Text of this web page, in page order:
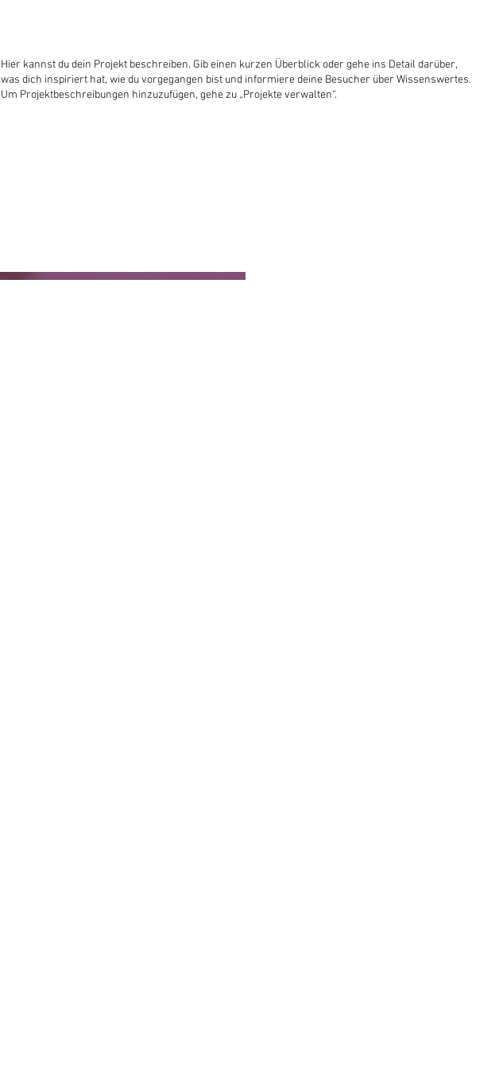
Hier kannst du dein Projekt beschreiben. Gib einen kurzen Überblick oder gehe ins Detail darüber,
was dich inspiriert hat, wie du vorgegangen bist und informiere deine Besucher über Wissenswertes.
Um Projektbeschreibungen hinzuzufügen, gehe zu „Projekte verwalten“.